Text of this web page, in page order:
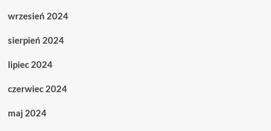
wrzesień 2024
sierpień 2024
lipiec 2024
czerwiec 2024
maj 2024